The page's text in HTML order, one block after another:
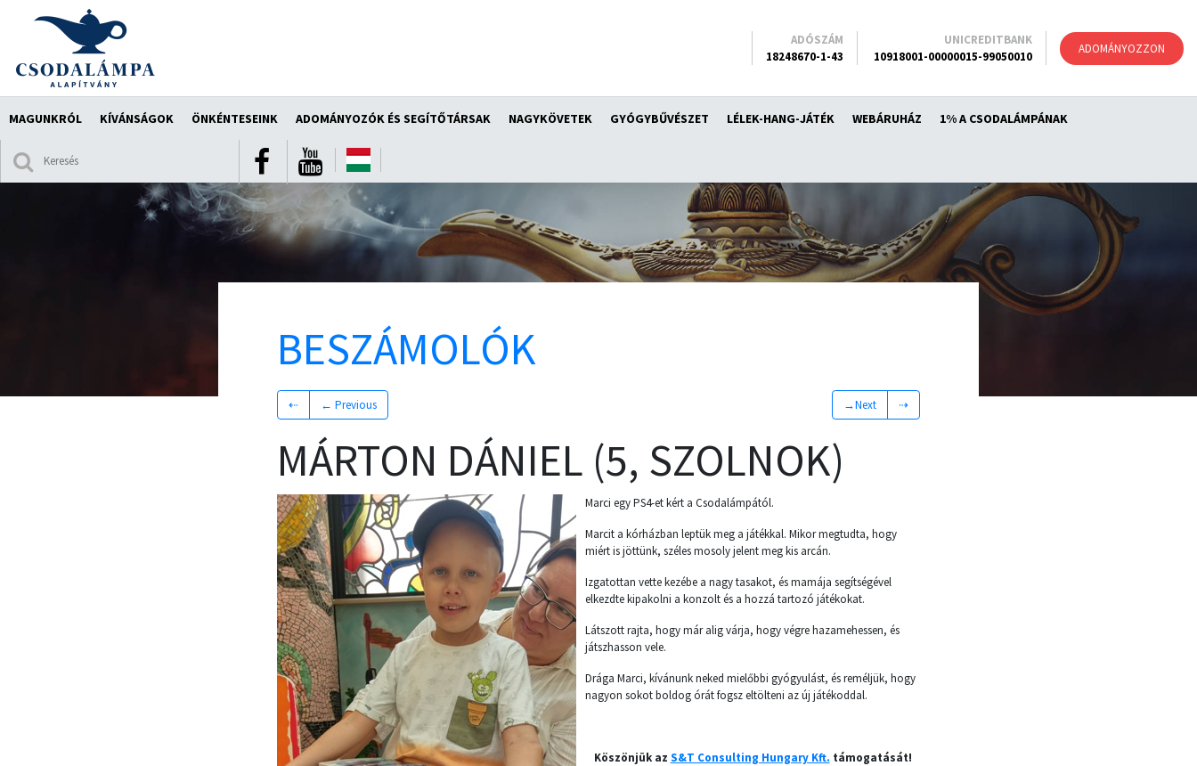
ADOMÁNYOZZON
MAGUNKRÓL KÍVÁNSÁGOK ÖNKÉNTESEINK ADOMÁNYOZÓK ÉS SEGÍTŐTÁRSAK NAGYKÖVETEK GYÓGYBŰVÉSZET LÉLEK-HANG-JÁTÉK WEBÁRUHÁZ 1% A CSODALÁMPÁNAK
ADÓSZÁM
18248670-1-43
UNICREDITBANK
10918001-00000015-99050010
BESZÁMOLÓK
⇠ ← Previous →Next ⇢
MÁRTON DÁNIEL (5, SZOLNOK)
Marci egy PS4-et kért a Csodalámpától.
Marcit a kórházban leptük meg a játékkal. Mikor megtudta, hogy
miért is jöttünk, széles mosoly jelent meg kis arcán.
Izgatottan vette kezébe a nagy tasakot, és mamája segítségével
elkezdte kipakolni a konzolt és a hozzá tartozó játékokat.
Látszott rajta, hogy már alig várja, hogy végre hazamehessen, és
játszhasson vele.
Drága Marci, kívánunk neked mielőbbi gyógyulást, és reméljük, hogy
nagyon sokot boldog órát fogsz eltölteni az új játékoddal.
Köszönjük az S&T Consulting Hungary Kft. támogatását!